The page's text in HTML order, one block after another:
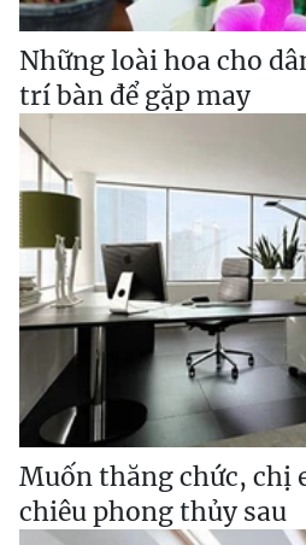
Những loài hoa cho
trí bàn để gặp may
Muốn thăng chức, chị
chiêu phong thủy sau